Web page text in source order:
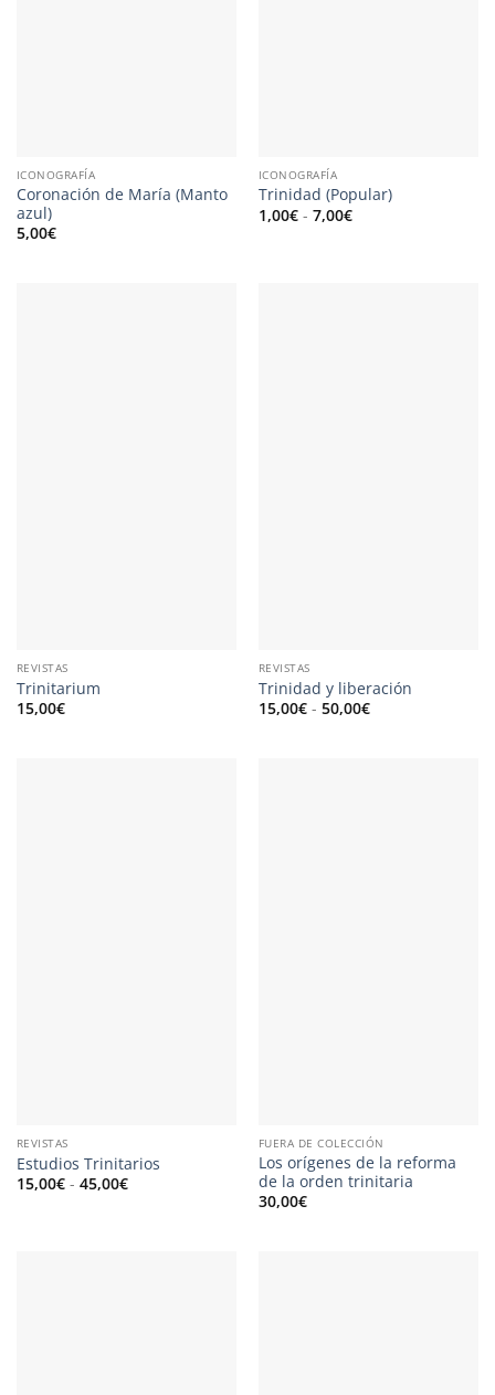
ICONOGRAFÍA
Coronación de María (Manto
azul)
5,00€
ICONOGRAFÍA
Trinidad (Popular)
1,00€ - 7,00€Rango
de
REVISTAS
Trinitarium
15,00€
REVISTAS
Trinidad y liberación
15,00€ - 50,00€Rango
de
REVISTAS
Estudios Trinitarios
15,00€ - 45,00€Rango
de
FUERA DE COLECCIÓN
Los orígenes de la reforma
de la orden trinitaria
30,00€